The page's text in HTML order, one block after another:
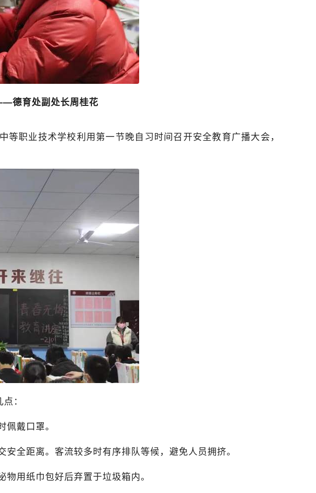
德育处副处长周桂花
职业技术学校利用第一节晚自习时间召开安全教育广播大会，
：
戴口罩。
全距离。客流较多时有序排队等候，避免人员拥挤。
用纸巾包好后弃置于垃圾箱内。